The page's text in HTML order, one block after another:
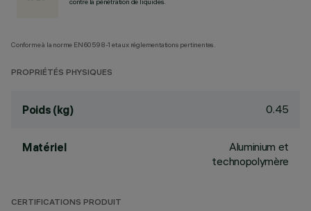
Conforme à la norme EN60598-1 et aux réglementations pertinentes.
PROPRIÉTÉS PHYSIQUES
Poids (kg) 0.45
Matériel
Aluminium et
technopolymère
CERTIFICATIONS PRODUIT